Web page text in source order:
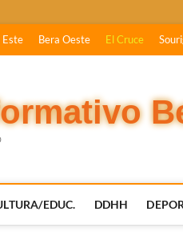
Este Bera Oeste El Cruce
EDUC. DDHH